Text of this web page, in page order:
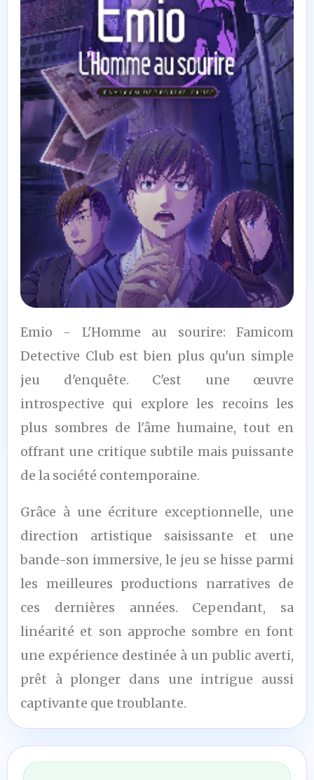
9
/10
Emio - L'Homme au sourire: Famicom
Detective Club est bien plus qu'un simple
jeu d'enquête. C'est une œuvre
introspective qui explore les recoins les
plus sombres de l'âme humaine, tout en
offrant une critique subtile mais puissante
de la société contemporaine.
Grâce à une écriture exceptionnelle, une
direction artistique saisissante et une
bande-son immersive, le jeu se hisse parmi
les meilleures productions narratives de
ces dernières années. Cependant, sa
linéarité et son approche sombre en font
une expérience destinée à un public averti,
prêt à plonger dans une intrigue aussi
captivante que troublante.